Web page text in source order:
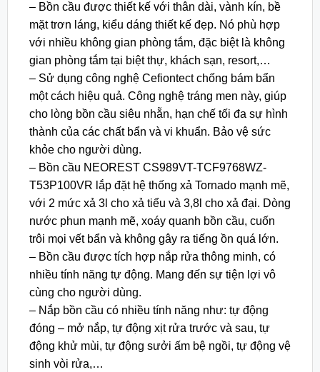
– Bồn cầu được thiết kế với thân dài, vành kín, bề
mặt trơn láng, kiểu dáng thiết kế đẹp. Nó phù hợp
với nhiều không gian phòng tắm, đặc biệt là không
gian phòng tắm tại biệt thự, khách sạn, resort,…
– Sử dụng công nghệ Cefiontect chống bám bẩn
một cách hiệu quả. Công nghệ tráng men này, giúp
cho lòng bồn cầu siêu nhẵn, hạn chế tối đa sự hình
thành của các chất bẩn và vi khuẩn. Bảo vệ sức
khỏe cho người dùng.
– Bồn cầu NEOREST CS989VT-TCF9768WZ-
T53P100VR lắp đặt hệ thống xả Tornado mạnh mẽ,
với 2 mức xả 3l cho xả tiểu và 3,8l cho xả đại. Dòng
nước phun mạnh mẽ, xoáy quanh bồn cầu, cuốn
trôi mọi vết bẩn và không gây ra tiếng ồn quá lớn.
– Bồn cầu được tích hợp nắp rửa thông minh, có
nhiều tính năng tự động. Mang đến sự tiện lợi vô
cùng cho người dùng.
– Nắp bồn cầu có nhiều tính năng như: tự động
đóng – mở nắp, tự động xịt rửa trước và sau, tự
động khử mùi, tự động sưởi ấm bệ ngồi, tự động vệ
sinh vòi rửa,…